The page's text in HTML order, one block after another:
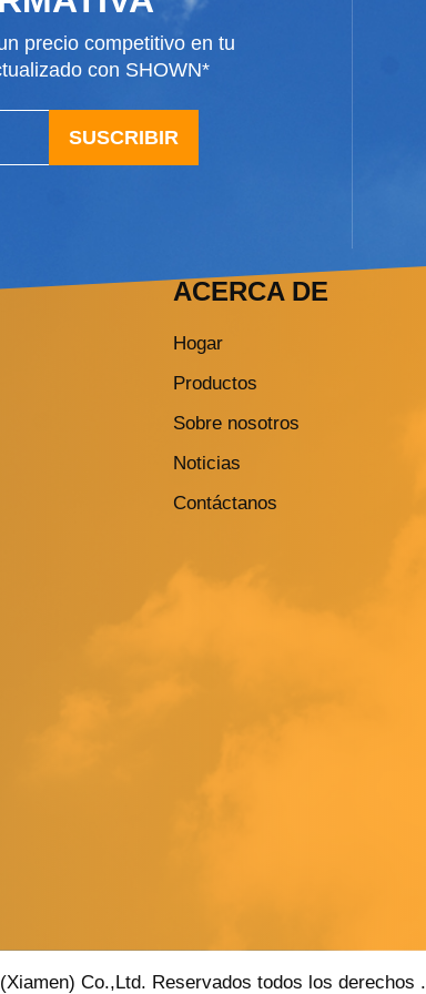
precio competitivo en tu
con SHOWN*
SUSCRIBIR
ACERCA DE
Hogar
Productos
Sobre nosotros
Noticias
Contáctanos
Co.,Ltd. Reservados todos los derechos .